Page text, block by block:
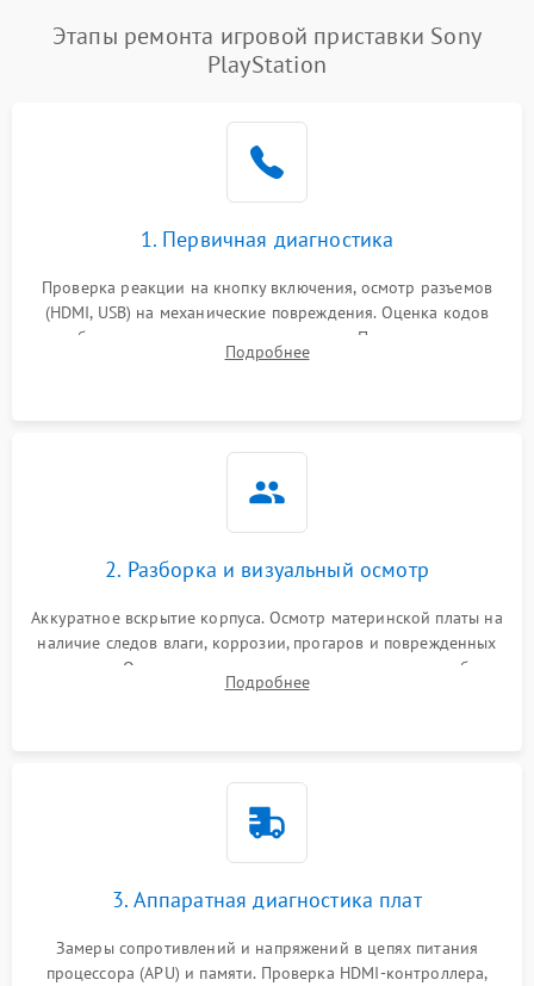
Этапы ремонта игровой приставки Sony
PlayStation
1. Первичная диагностика
Проверка реакции на кнопку включения, осмотр разъемов
(HDMI, USB) на механические повреждения. Оценка кодов
ошибок на экране или по индикаторам. Проверка чтения
дисков, работы геймпадов и наличия гарантийных пломб.
Подробнее
2. Разборка и визуальный осмотр
Аккуратное вскрытие корпуса. Осмотр материнской платы на
наличие следов влаги, коррозии, прогаров и поврежденных
элементов. Оценка состояния системы охлаждения, турбины
кулера и степени загрязнения радиатора пылью.
Подробнее
3. Аппаратная диагностика плат
Замеры сопротивлений и напряжений в цепях питания
процессора (APU) и памяти. Проверка HDMI-контроллера,